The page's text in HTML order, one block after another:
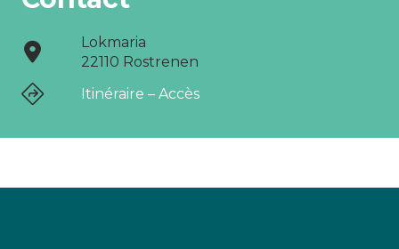
Lokmaria
22110 Rostrenen
Itinéraire – Accès